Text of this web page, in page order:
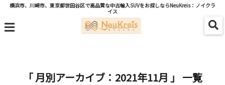
横浜市、川崎市、東京都世田谷区で高品質な中古輸入SUVをお探しならNeuKreis：ノイクラ
イス
menu
「 月別アーカイブ：2021年11月 」 一覧